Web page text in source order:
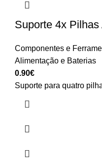
Suporte 4x Pilhas
Componentes e
Alimentação e Baterias
0.90€
Suporte para quatro